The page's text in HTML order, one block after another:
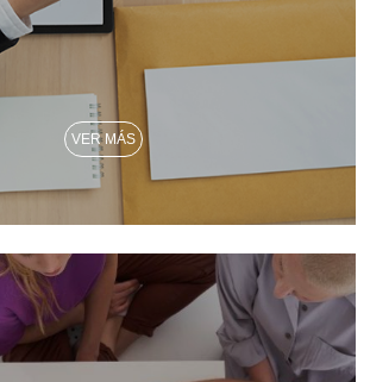
VER MÁS